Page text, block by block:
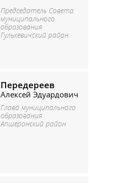
Председатель Совета
муниципального
образования
Гулькевичский район
Передереев
Алексей Эдуардович
Глава муниципального
образования
Апшеронский район